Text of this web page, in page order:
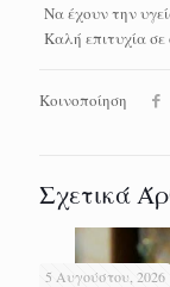
Να έχουν την
Καλή επιτυχία σε
Κοινοποίηση
Σχετικά
5 Αυγούστου, 2026